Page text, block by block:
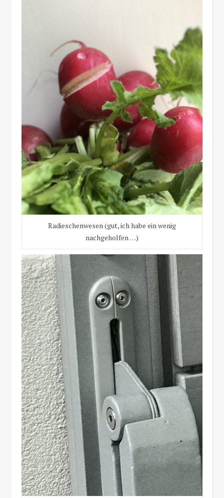
Radieschenwesen (gut, ich habe ein wenig
nachgeholfen …)